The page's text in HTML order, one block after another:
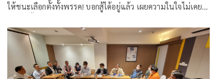
ให้ชนะเลือกตั้งทั้งพรรค! บอกสู้ได้อยู่แล้ว เผยความในใจไม่เคย
เป็นศัตรูกับใคร